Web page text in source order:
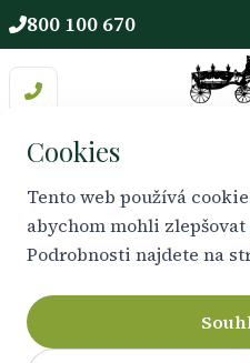
800 100 670
Cookies
Tento web používá
abychom mohli
Podrobnosti najdete na